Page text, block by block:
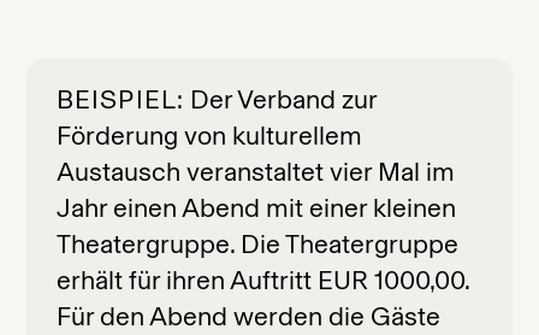
BEISPIEL Der Verband zur
Förderung von kulturellem
Austausch veranstaltet vier Mal im
Jahr einen Abend mit einer kleinen
Theatergruppe. Die Theatergruppe
erhält für ihren Auftritt EUR 1000,00.
Für den Abend werden die Gäste